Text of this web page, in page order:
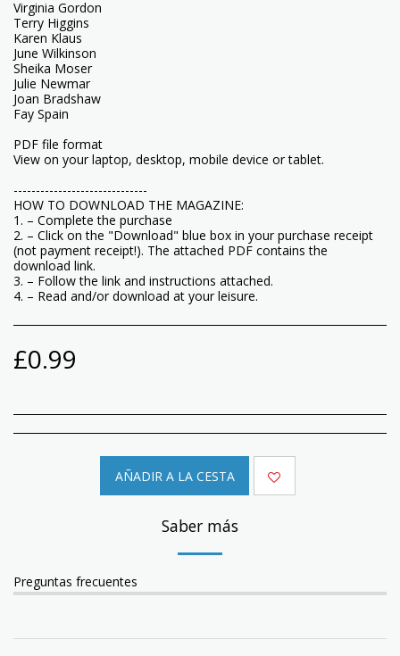
Virginia Gordon
Terry Higgins
Karen Klaus
June Wilkinson
Sheika Moser
Julie Newmar
Joan Bradshaw
Fay Spain
PDF file format
View on your laptop, desktop, mobile device or tablet.
------------------------------
HOW TO DOWNLOAD THE MAGAZINE:
1. – Complete the purchase
2. – Click on the "Download" blue box in your purchase receipt
(not payment receipt!). The attached PDF contains the
download link.
3. – Follow the link and instructions attached.
4. – Read and/or download at your leisure.
£0.99
AÑADIR A LA CESTA
Saber más
Preguntas frecuentes